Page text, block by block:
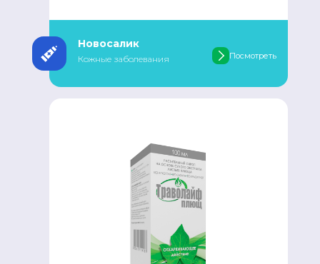
Новосалик
Кожные заболевания Посмотреть